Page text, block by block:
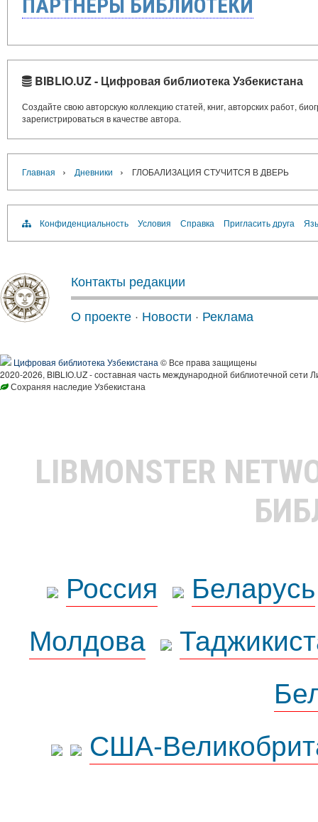
ПАРТНЁРЫ БИБЛИОТЕКИ
BIBLIO.UZ - Цифровая библиотека Узбекистана
Создайте свою авторскую коллекцию статей, книг, авторских работ,
зарегистрироваться в качестве автора.
Главная › Дневники › ГЛОБАЛИЗАЦИЯ СТУЧИТСЯ В ДВЕРЬ
Конфиденциальность Условия Справка Пригласить друга
Контакты редакции
О проекте · Новости · Реклама
Цифровая библиотека Узбекистана © Все права защищены
2020-2026, BIBLIO.UZ - составная часть международной библиотечной сети
Сохраняя наследие Узбекистана
LIBMONSTER
Россия
Беларусь
Молдова
США-